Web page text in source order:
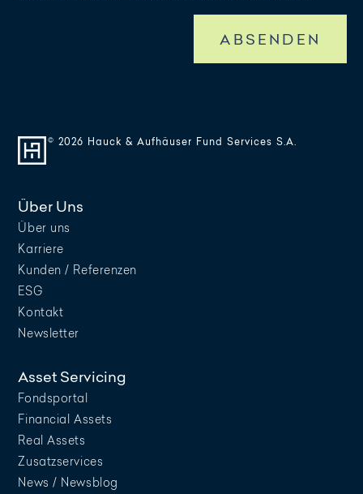
ABSENDEN
© 2026 Hauck & Aufhäuser Fund Services S.A.
Über Uns
Über uns
Karriere
Kunden / Referenzen
ESG
Kontakt
Newsletter
Asset Servicing
Fondsportal
Financial Assets
Real Assets
Zusatzservices
News / Newsblog